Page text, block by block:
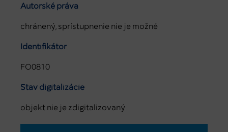
Autorské práva
chránený, sprístupnenie nie je možné
Identifikátor
FO0810
Stav digitalizácie
objekt nie je zdigitalizovaný